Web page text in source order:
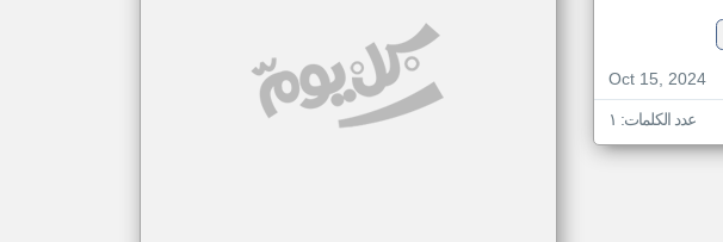
مصادر الأخبار من موريتانيا
Oct 15, 2024
عدد الكلمات: ١